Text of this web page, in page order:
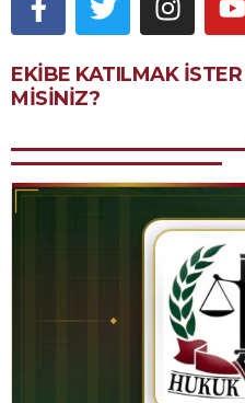
EKIBE KATILMAK ISTER
MISINIZ?